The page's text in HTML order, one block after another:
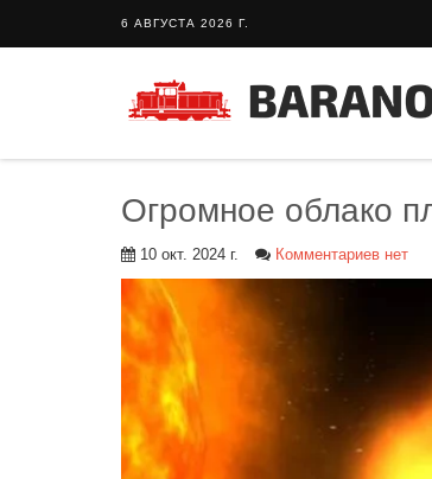
6 АВГУСТА 2026 Г.
Огромное облако
10 окт. 2024 г. Комментариев нет